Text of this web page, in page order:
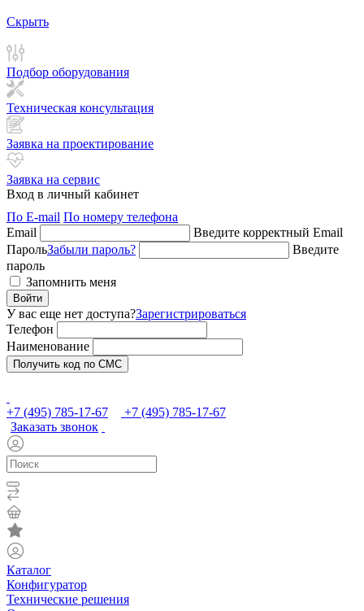
Скрыть
Подбор оборудования
Техническая консультация
Заявка на проектирование
Заявка на сервис
Вход в личный кабинет
По E-mail По номеру телефона
Email
Введите корректный Email
ПарольЗабыли пароль?
Введите
пароль
Запомнить меня
Войти
У вас еще нет доступа?Зарегистрироваться
Телефон
Наименование
Получить код по СМС
+7 (495) 785-17-67
+7 (495) 785-17-67
Заказать звонок
Каталог
Конфигуратор
Технические решения